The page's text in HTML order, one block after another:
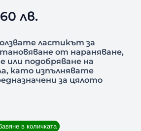
лв.
ластикът за
от нараняване,
или подобряване на
като изпълнявате
за цялото
в количката